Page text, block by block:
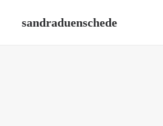
sandraduenschede